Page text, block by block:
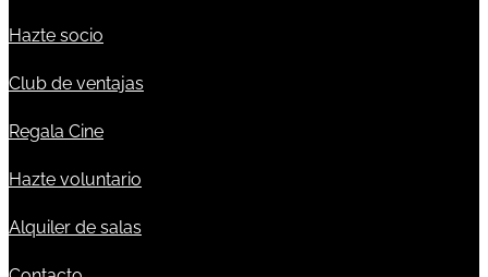
Hazte socio
Club de ventajas
Regala Cine
Hazte voluntario
Alquiler de salas